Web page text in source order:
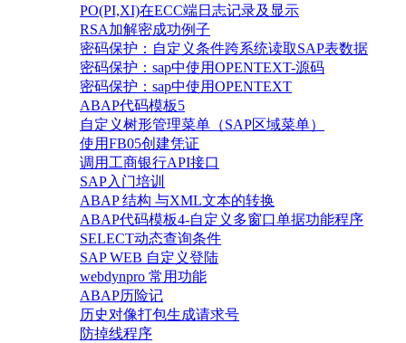
PO(PI,XI)在ECC端日志记录及显示
RSA加解密成功例子
密码保护：自定义条件跨系统读取SAP表数据
密码保护：sap中使用OPENTEXT-源码
密码保护：sap中使用OPENTEXT
ABAP代码模板5
自定义树形管理菜单（SAP区域菜单）
使用FB05创建凭证
调用工商银行API接口
SAP入门培训
ABAP 结构 与XML文本的转换
ABAP代码模板4-自定义多窗口单据功能程序
SELECT动态查询条件
SAP WEB 自定义登陆
webdynpro 常用功能
ABAP历险记
历史对像打包生成请求号
防掉线程序